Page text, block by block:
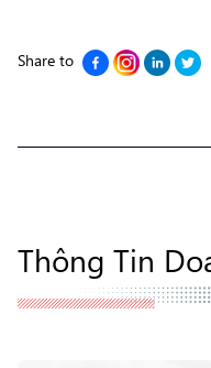
Share to
Thông Tin